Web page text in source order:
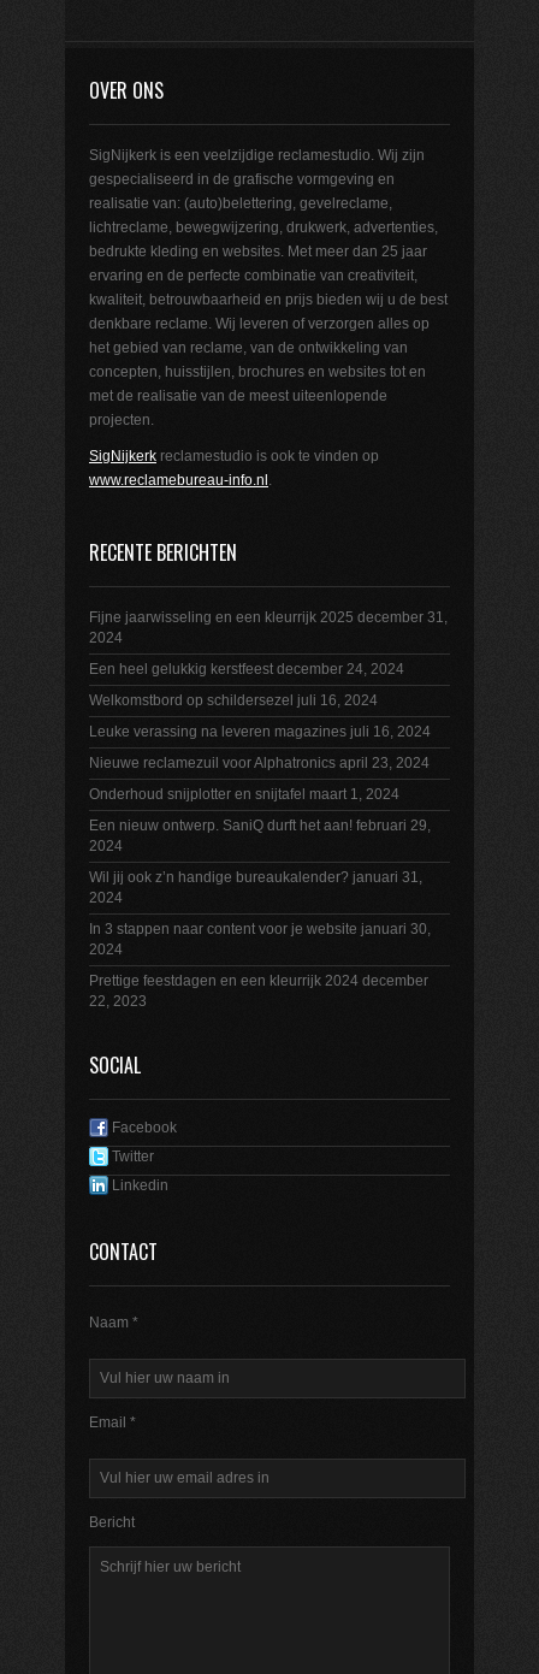
OVER ONS
SigNijkerk is een veelzijdige reclamestudio. Wij zijn
gespecialiseerd in de grafische vormgeving en
realisatie van: (auto)belettering, gevelreclame,
lichtreclame, bewegwijzering, drukwerk, advertenties,
bedrukte kleding en websites. Met meer dan 25 jaar
ervaring en de perfecte combinatie van creativiteit,
kwaliteit, betrouwbaarheid en prijs bieden wij u de best
denkbare reclame. Wij leveren of verzorgen alles op
het gebied van reclame, van de ontwikkeling van
concepten, huisstijlen, brochures en websites tot en
met de realisatie van de meest uiteenlopende
projecten.
SigNijkerk reclamestudio is ook te vinden op
www.reclamebureau-info.nl
RECENTE BERICHTEN
Fijne jaarwisseling en een kleurrijk 2025 december 31,
2024
Een heel gelukkig kerstfeest december 24, 2024
Welkomstbord op schildersezel juli 16, 2024
Leuke verassing na leveren magazines juli 16, 2024
Nieuwe reclamezuil voor Alphatronics april 23, 2024
Onderhoud snijplotter en snijtafel maart 1, 2024
Een nieuw ontwerp. SaniQ durft het aan! februari 29,
2024
Wil jij ook z’n handige bureaukalender? januari 31,
2024
In 3 stappen naar content voor je website januari 30,
2024
Prettige feestdagen en een kleurrijk 2024 december
22, 2023
SOCIAL
Facebook
Twitter
Linkedin
CONTACT
Naam *
Email *
Bericht